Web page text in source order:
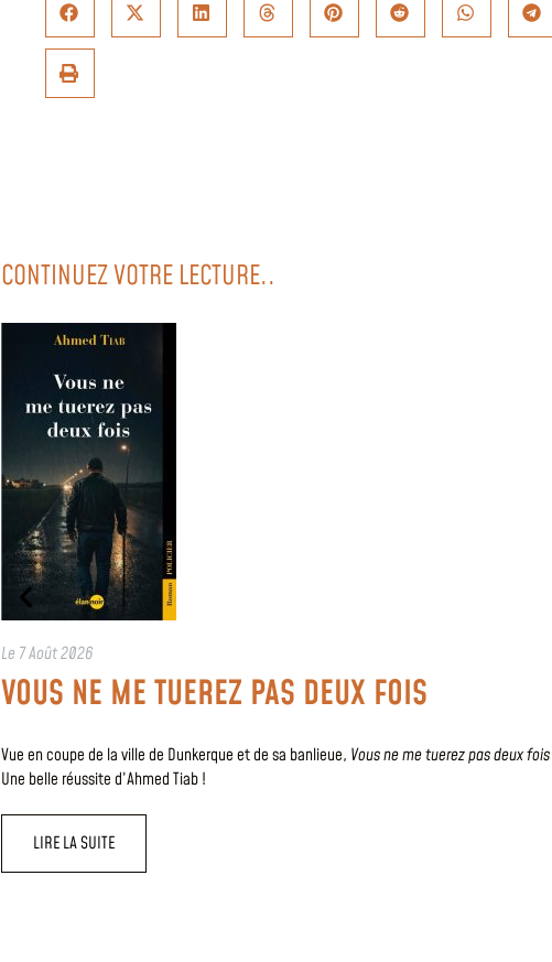
CONTINUEZ VOTRE LECTURE..
Le 7 Août 2026
VOUS NE ME TUEREZ PAS DEUX FOIS
Vue en coupe de la ville de Dunkerque et de sa banlieue, Vous ne me tuerez pas deux fois
Une belle réussite d’Ahmed Tiab !
LIRE LA SUITE